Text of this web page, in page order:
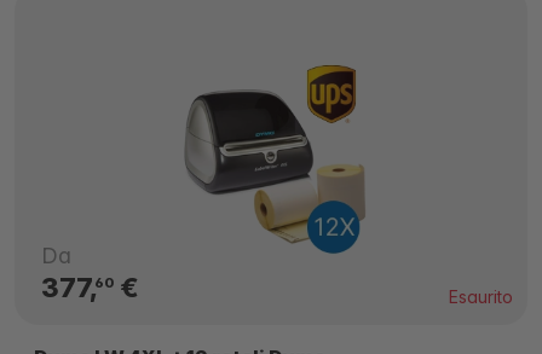
Da
377,60€ Esaurito